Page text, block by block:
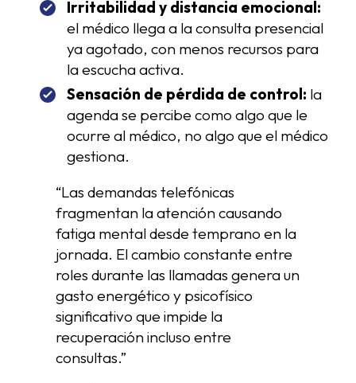
Irritabilidad y distancia emocional:
el médico llega a la consulta presencial
ya agotado, con menos recursos para
la escucha activa.
Sensación de pérdida de control: la
agenda se percibe como algo que le
ocurre al médico, no algo que el médico
gestiona.
“Las demandas telefónicas
fragmentan la atención causando
fatiga mental desde temprano en la
jornada. El cambio constante entre
roles durante las llamadas genera un
gasto energético y psicofísico
significativo que impide la
recuperación incluso entre
consultas.”